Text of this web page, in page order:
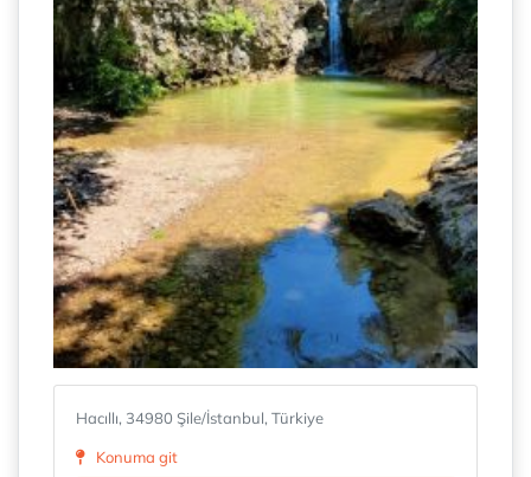
Hacıllı, 34980 Şile/İstanbul, Türkiye
Konuma git